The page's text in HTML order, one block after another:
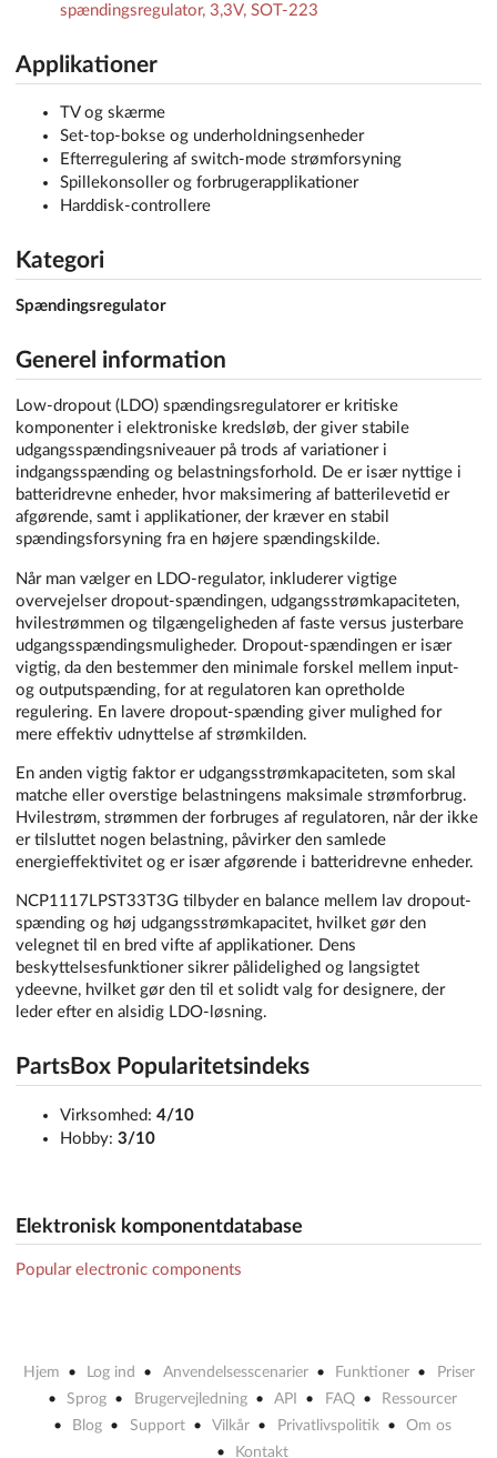
spændingsregulator, 3,3V, SOT-223
Applikationer
TV og skærme
Set-top-bokse og underholdningsenheder
Efterregulering af switch-mode strømforsyning
Spillekonsoller og forbrugerapplikationer
Harddisk-controllere
Kategori
Spændingsregulator
Generel information
Low-dropout (LDO) spændingsregulatorer er kritiske
komponenter i elektroniske kredsløb, der giver stabile
udgangsspændingsniveauer på trods af variationer i
indgangsspænding og belastningsforhold. De er især nyttige i
batteridrevne enheder, hvor maksimering af batterilevetid er
afgørende, samt i applikationer, der kræver en stabil
spændingsforsyning fra en højere spændingskilde.
Når man vælger en LDO-regulator, inkluderer vigtige
overvejelser dropout-spændingen, udgangsstrømkapaciteten,
hvilestrømmen og tilgængeligheden af faste versus justerbare
udgangsspændingsmuligheder. Dropout-spændingen er især
vigtig, da den bestemmer den minimale forskel mellem input-
og outputspænding, for at regulatoren kan opretholde
regulering. En lavere dropout-spænding giver mulighed for
mere effektiv udnyttelse af strømkilden.
En anden vigtig faktor er udgangsstrømkapaciteten, som skal
matche eller overstige belastningens maksimale strømforbrug.
Hvilestrøm, strømmen der forbruges af regulatoren, når der ikke
er tilsluttet nogen belastning, påvirker den samlede
energieffektivitet og er især afgørende i batteridrevne enheder.
NCP1117LPST33T3G tilbyder en balance mellem lav dropout-
spænding og høj udgangsstrømkapacitet, hvilket gør den
velegnet til en bred vifte af applikationer. Dens
beskyttelsesfunktioner sikrer pålidelighed og langsigtet
ydeevne, hvilket gør den til et solidt valg for designere, der
leder efter en alsidig LDO-løsning.
PartsBox Popularitetsindeks
Virksomhed: 4/10
Hobby: 3/10
Elektronisk komponentdatabase
Popular electronic components
Hjem Log ind Anvendelsesscenarier Funktioner
Priser
Sprog
Brugervejledning API FAQ
Ressourcer
Blog
Support Vilkår Privatlivspolitik
Om os
Kontakt